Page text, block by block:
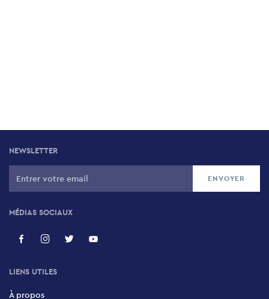
NEWSLETTER
MÉDIAS SOCIAUX
LIENS UTILES
À propos